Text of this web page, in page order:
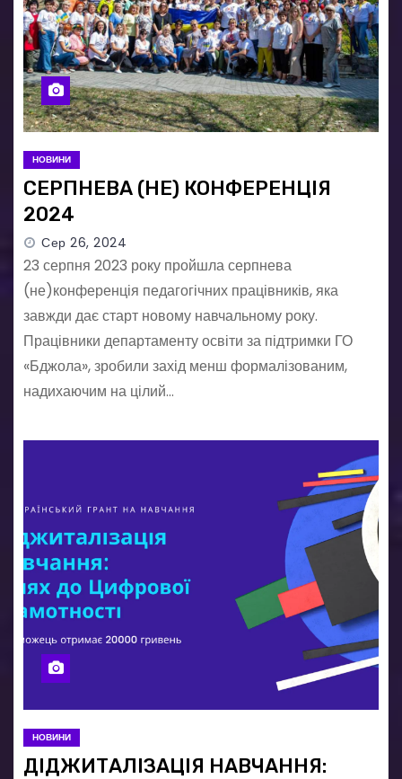
НОВИНИ
СЕРПНЕВА (НЕ) КОНФЕРЕНЦІЯ
2024
Сер 26, 2024
23 серпня 2023 року пройшла серпнева
(не)конференція педагогічних працівників, яка
завжди дає старт новому навчальному року.
Працівники департаменту освіти за підтримки ГО
«Бджола», зробили захід менш формалізованим,
надихаючим на цілий…
НОВИНИ
ДІДЖИТАЛІЗАЦІЯ НАВЧАННЯ: